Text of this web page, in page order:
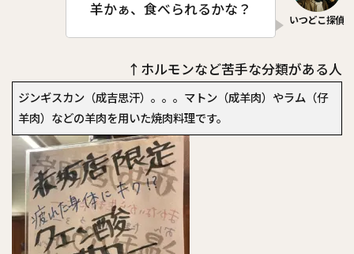
羊かぁ、食べられるかな？
↑ホルモンなど苦手な分類がある人
ジンギスカン（成吉思汗）。。。マトン（成羊肉）やラム（仔
羊肉）などの羊肉を用いた焼肉料理です。